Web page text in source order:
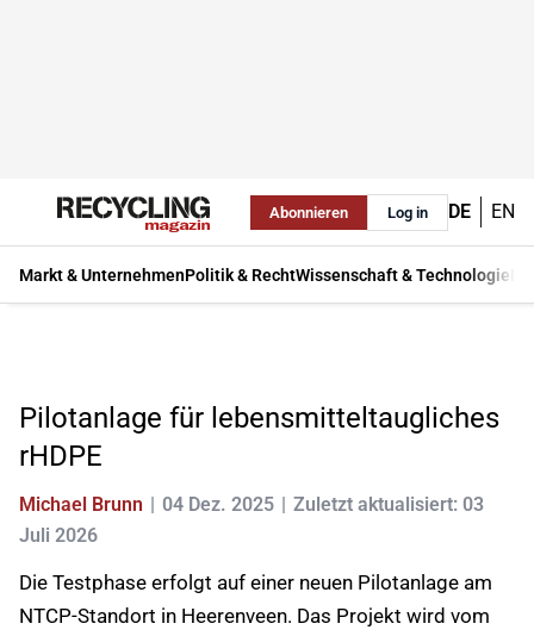
Abonnieren Log in DE EN
Markt & UnternehmenPolitik & RechtWissenschaft & Technologie
Pilotanlage für lebensmitteltaugliches
rHDPE
Michael Brunn 04 Dez. 2025
Zuletzt aktualisiert: 03
Juli 2026
Die Testphase erfolgt auf einer neuen Pilotanlage am
NTCP-Standort in Heerenveen. Das Projekt wird vom